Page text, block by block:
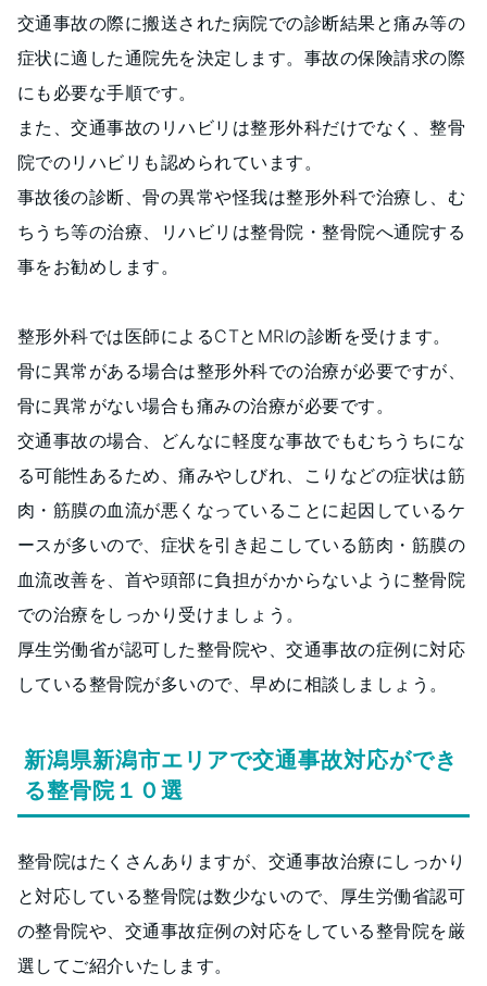
交通事故の際に搬送された病院での診断結果と痛み等の
症状に適した通院先を決定します。事故の保険請求の際
にも必要な手順です。
また、交通事故のリハビリは整形外科だけでなく、整骨
院でのリハビリも認められています。
事故後の診断、骨の異常や怪我は整形外科で治療し、む
ちうち等の治療、リハビリは整骨院・整骨院へ通院する
事をお勧めします。
整形外科では医師によるCTとMRIの診断を受けます。
骨に異常がある場合は整形外科での治療が必要ですが、
骨に異常がない場合も痛みの治療が必要です。
交通事故の場合、どんなに軽度な事故でもむちうちにな
る可能性あるため、痛みやしびれ、こりなどの症状は筋
肉・筋膜の血流が悪くなっていることに起因しているケ
ースが多いので、症状を引き起こしている筋肉・筋膜の
血流改善を、首や頭部に負担がかからないように整骨院
での治療をしっかり受けましょう。
厚生労働省が認可した整骨院や、交通事故の症例に対応
している整骨院が多いので、早めに相談しましょう。
新潟県新潟市エリアで交通事故対応ができ
る整骨院１０選
整骨院はたくさんありますが、交通事故治療にしっかり
と対応している整骨院は数少ないので、厚生労働省認可
の整骨院や、交通事故症例の対応をしている整骨院を厳
選してご紹介いたします。